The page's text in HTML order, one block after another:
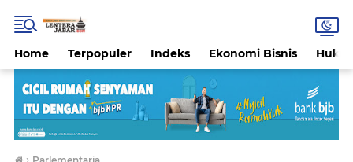
Home Terpopuler Indeks Ekonomi Bisnis